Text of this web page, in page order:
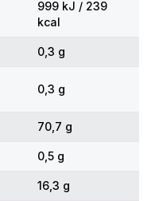
999 kJ / 239
kcal
0,3 g
0,3 g
70,7 g
0,5 g
16,3 g